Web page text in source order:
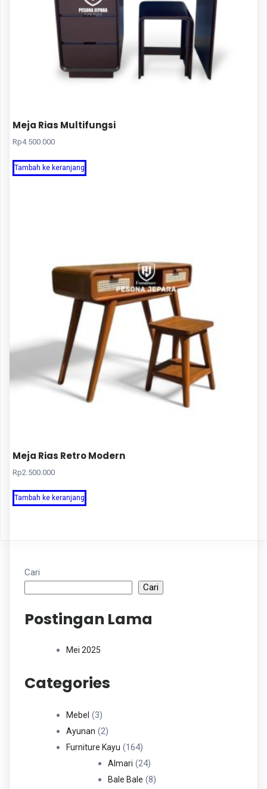
Meja Rias Multifungsi
Rp4.500.000
Tambah ke keranjang
Meja Rias Retro Modern
Rp2.500.000
Tambah ke keranjang
Cari
Cari
Postingan Lama
Mei 2025
Categories
Mebel 33
Produk
Ayunan 22
Produk
Furniture Kayu 164164
Produk
Almari 2424
Produk
Bale Bale 88